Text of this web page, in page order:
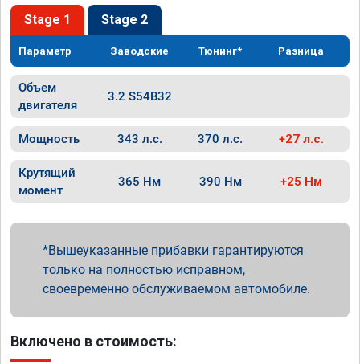
Stage 1 Stage 2
Параметр Заводские Тюнинг* Разница
Объем
двигателя
3.2 S54B32
Мощность 343 л.с. 370 л.с. +27 л.с.
Крутящий
момент
365 Нм 390 Нм +25 Нм
Вышеуказанные прибавки гарантируются
только на полностью исправном,
своевременно обслуживаемом автомобиле.
Включено в стоимость: